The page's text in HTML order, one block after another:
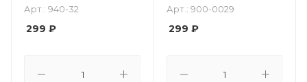
гр
Арт.: 940-32
299 ₽
Арт.: 900-0029
299 ₽